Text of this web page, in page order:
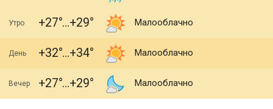
Утро +27 +29 Малооблачно
День +32 +34 Малооблачно
Вечер +27 +29 Малооблачно